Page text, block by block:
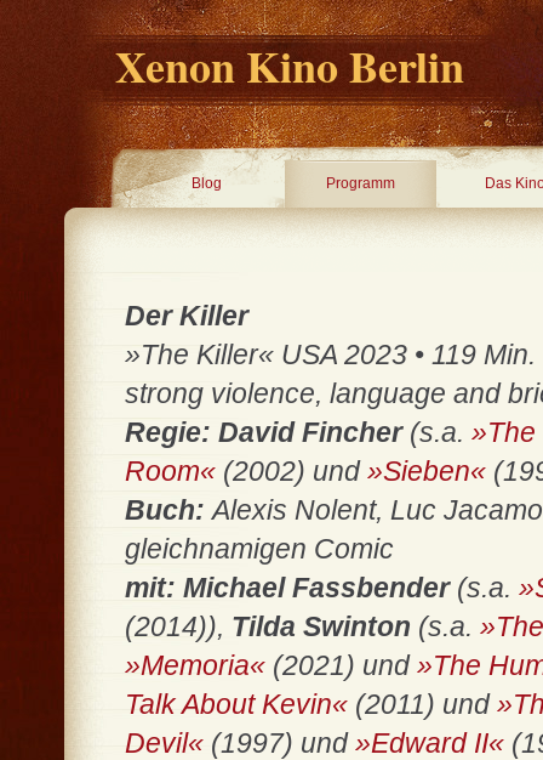
Xenon Kino Berlin
Blog Programm Das
Der Killer
»The Killer« USA 2023 • 119
strong violence, language and
Regie: David Fincher (s.a. »The
Room« (2002) und»Sieben«
Buch:Alexis Nolent, Luc
gleichnamigen Comic
mit: Michael Fassbender (s.a.
(2014)), Tilda Swinton (s.a.
»Memoria« (2021) und»The
Talk About Kevin« (2011) und
Devil« (1997) und»Edward II«